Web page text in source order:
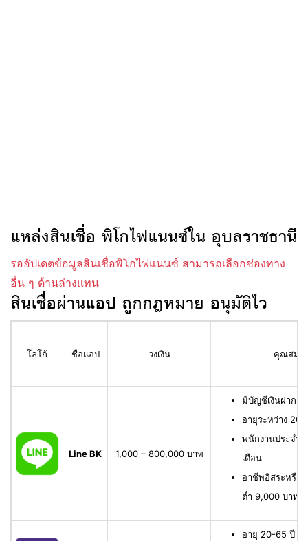
แหล่งสินเชื่อ พิโกไฟแนนซ์ใน อุบลราชธานี
รออัปเดตข้อมูลสินเชื่อพิโกไฟแนนซ์ สามารถเลือกช่องทาง
อื่น ๆ ด้านล่างแทน
สินเชื่อผ่านแอป ถูกกฎหมาย อนุมัติไว
โลโก้ ชื่อแอป วงเงิน คุณสมบั
Line BK 1,000 – 800,000 บาท
มีบัญชีเงินฝาก
อายุระหว่าง 20
พนักงานประจำ
เดือน
อาชีพอิสระหรือ
ต่ำ 9,000 บาทต่
อายุ 20-65 ปี เ